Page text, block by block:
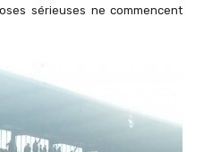
sérieuses ne commencent